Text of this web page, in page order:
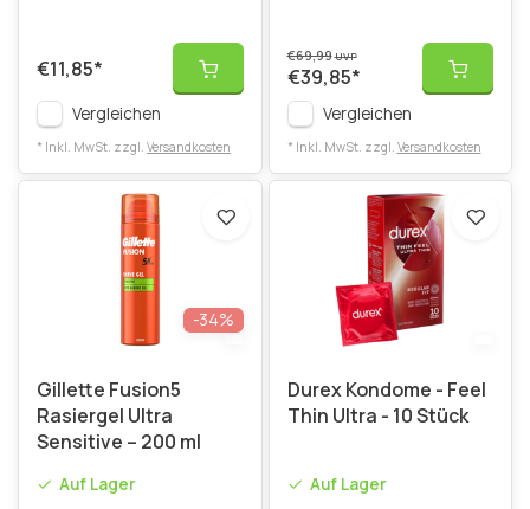
€11,85*
Vergleichen
* Inkl. MwSt. zzgl. Versandkosten
€69,99UVP
€39,85*
Vergleichen
* Inkl. MwSt. zzgl. Versandkosten
-34%
Gillette Fusion5
Rasiergel Ultra
Sensitive – 200 ml
Auf Lager
Durex Kondome - Feel
Thin Ultra - 10 Stück
Auf Lager